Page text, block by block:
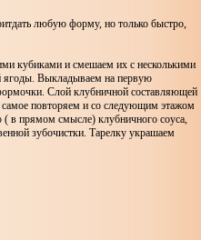
любую форму, но только быстро,
кубиками и смешаем их с несколькими
ягоды. Выкладываем на первую
Слой клубничной составляющей
повторяем и со следующим этажом
в прямом смысле) клубничного соуса,
зубочистки. Тарелку украшаем